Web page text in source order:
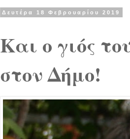
Δευτέρα 18 Φεβρουαρίου 2019
Και ο γιός
στον Δήμο!